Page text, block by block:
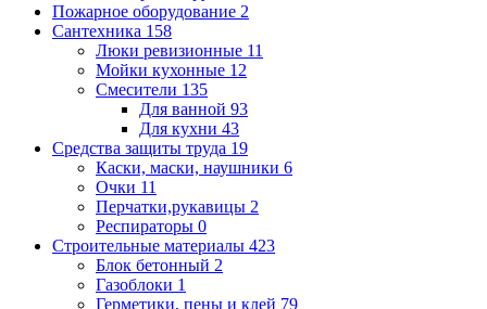
Пожарное оборудование 2
Сантехника 158
Люки ревизионные 11
Мойки кухонные 12
Смесители 135
Для ванной 93
Для кухни 43
Средства защиты труда 19
Каски, маски, наушники 6
Очки 11
Перчатки,рукавицы 2
Респираторы 0
Строительные материалы 423
Блок бетонный 2
Газоблоки 1
Герметики, пены и клей 79